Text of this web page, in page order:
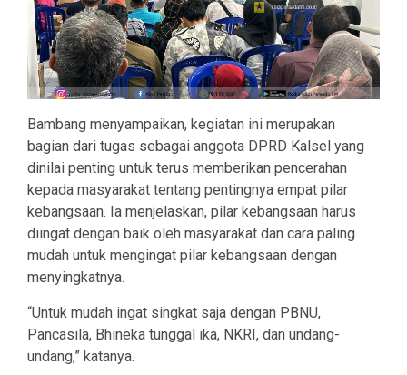
Bambang menyampaikan, kegiatan ini merupakan
bagian dari tugas sebagai anggota DPRD Kalsel yang
dinilai penting untuk terus memberikan pencerahan
kepada masyarakat tentang pentingnya empat pilar
kebangsaan. Ia menjelaskan, pilar kebangsaan harus
diingat dengan baik oleh masyarakat dan cara paling
mudah untuk mengingat pilar kebangsaan dengan
menyingkatnya.
“Untuk mudah ingat singkat saja dengan PBNU,
Pancasila, Bhineka tunggal ika, NKRI, dan undang-
undang,” katanya.